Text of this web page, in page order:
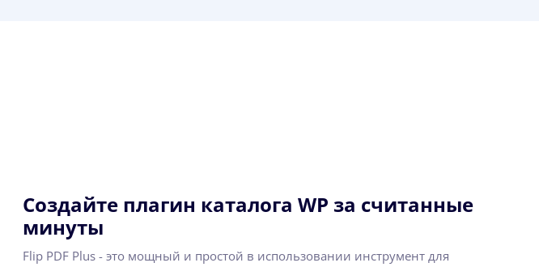
Создайте плагин каталога WP за считанные
минуты
Flip PDF Plus - это мощный и простой в использовании инструмент для